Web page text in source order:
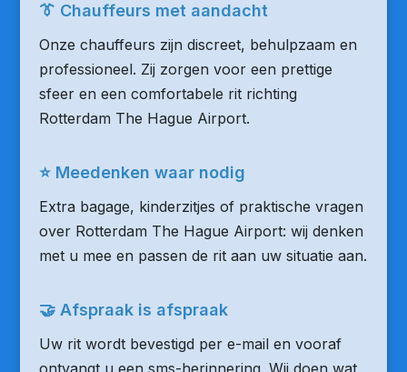
👔 Chauffeurs met aandacht
Onze chauffeurs zijn discreet, behulpzaam en
professioneel. Zij zorgen voor een prettige
sfeer en een comfortabele rit richting
Rotterdam The Hague Airport.
⭐ Meedenken waar nodig
Extra bagage, kinderzitjes of praktische vragen
over Rotterdam The Hague Airport: wij denken
met u mee en passen de rit aan uw situatie aan.
🤝 Afspraak is afspraak
Uw rit wordt bevestigd per e-mail en vooraf
ontvangt u een sms-herinnering. Wij doen wat